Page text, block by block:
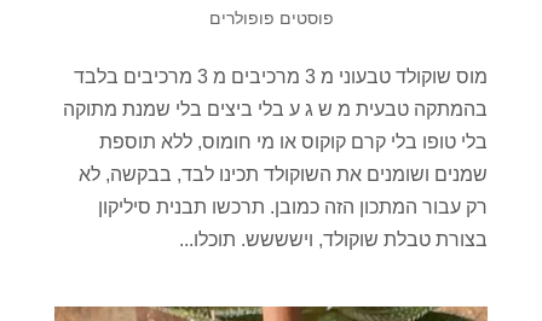
פוסטים פופולרים
מוס שוקולד טבעוני מ 3 מרכיבים מ 3 מרכיבים בלבד
בהמתקה טבעית מ ש ג ע בלי ביצים בלי שמנת מתוקה
בלי טופו בלי קרם קוקוס או מי חומוס, ללא תוספת
שמנים ושומנים את השוקולד תכינו לבד, בבקשה, לא
רק עבור המתכון הזה כמובן. תרכשו תבנית סיליקון
בצורת טבלת שוקולד, וישששש. תוכלו...